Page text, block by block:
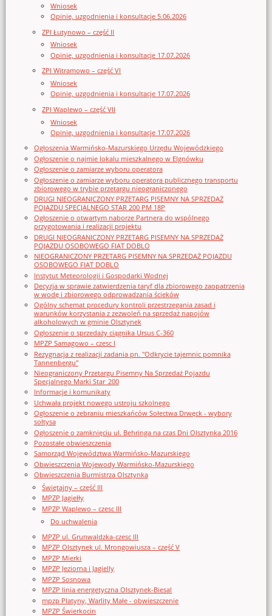
Wniosek
Opinie, uzgodnienia i konsultacje 5.06.2026
ZPI Łutynowo – część II
Wniosek
Opinie, uzgodnienia i konsultacje 17.07.2026
ZPI Witramowo – część VI
Wniosek
Opinie, uzgodnienia i konsultacje 17.07.2026
ZPI Waplewo – część VII
Wniosek
Opinie, uzgodnienia i konsultacje 17.07.2026
Ogłoszenia Warmińsko-Mazurskiego Urzędu Wojewódzkiego
Ogłoszenie o najmie lokalu mieszkalnego w Elgnówku
Ogłoszenie o zamiarze wyboru operatora
Ogłoszenie o zamiarze wyboru operatora publicznego transportu
zbiorowego w trybie przetargu nieograniczonego
DRUGI NIEOGRANICZONY PRZETARG PISEMNY NA SPRZEDAŻ
POJAZDU SPECJALNEGO STAR 200 PM 18P
Ogłoszenie o otwartym naborze Partnera do wspólnego
przygotowania i realizacji projektu
DRUGI NIEOGRANICZONY PRZETARG PISEMNY NA SPRZEDAŻ
POJAZDU OSOBOWEGO FIAT DOBLO
NIEOGRANICZONY PRZETARG PISEMNY NA SPRZEDAŻ POJAZDU
OSOBOWEGO FIAT DOBLO
Instytut Meteorologii i Gospodarki Wodnej
Decyzja w sprawie zatwierdzenia taryf dla zbiorowego zaopatrzenia
w wodę i zbiorowego odprowadzania ścieków
Ogólny schemat procedury kontroli przestrzegania zasad i
warunków korzystania z zezwoleń na sprzedaż napojów
alkoholowych w gminie Olsztynek
Ogłoszenie o sprzedaży ciągnika Ursus C-360
MPZP Samagowo – czesc I
Rezygnacja z realizacji zadania pn. "Odkrycie tajemnic pomnika
Tannenbergu"
Nieograniczony Przetargu Pisemny Na Sprzedaż Pojazdu
Specjalnego Marki Star_200
Informacje i komunikaty
Uchwała projekt nowego ustroju szkolnego
Ogłoszenie o zebraniu mieszkańców Sołectwa Drwęck - wybory
sołtysa
Ogłoszenie o zamknięciu ul. Behringa na czas Dni Olsztynka 2016
Pozostałe obwieszczenia
Samorząd Województwa Warmińsko-Mazurskiego
Obwieszczenia Wojewody Warmińsko-Mazurskiego
Obwieszczenia Burmistrza Olsztynka
Świętajny – część III
MPZP Jagiełły
MPZP Waplewo – czesc III
Do uchwalenia
MPZP ul. Grunwaldzka-czesc III
MPZP Olsztynek ul. Mrongowiusza – część V
MPZP Mierki
MPZP Jeziorna i Jagielly
MPZP Sosnowa
MPZP linia energetyczna Olsztynek-Biesal
mpzp Platyny, Warlity Małe - obwieszczenie
MPZP Świerkocin